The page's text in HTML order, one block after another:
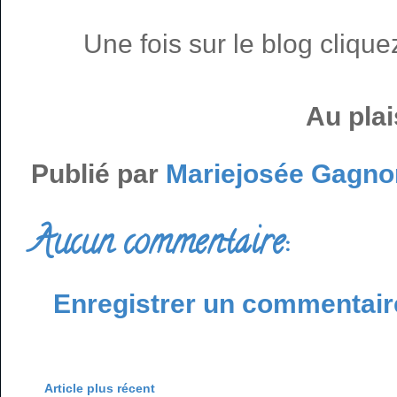
Une fois sur le blog
Au
Publié par Mariejosée
Aucun commentaire:
Enregistrer un
Article plus récent